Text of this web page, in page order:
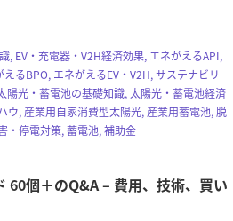
, EV・充電器・V2H経済効果, エネがえるAPI,
るBPO, エネがえるEV・V2H, サステナビリ
陽光・蓄電池の基礎知識, 太陽光・蓄電池経済
ウ, 産業用自家消費型太陽光, 産業用蓄電池, 脱
・停電対策, 蓄電池, 補助金
60個＋のQ&A – 費用、技術、買い